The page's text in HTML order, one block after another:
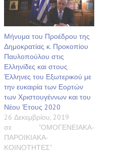
Μήνυμα του Προέδρου της
Δημοκρατίας κ. Προκοπίου
Παυλοπούλου στις
Ελληνίδες και στους
Έλληνες του Εξωτερικού με
την ευκαιρία των Εορτών
των Χριστουγέννων και του
Νέου Έτους 2020
26 Δεκεμβρίου, 2019
σε "ΟΜΟΓΕΝΕΙΑΚΑ-
ΠΑΡΟΙΚΙΑΚΑ-
ΚΟΙΝΟΤΗΤΕΣ"